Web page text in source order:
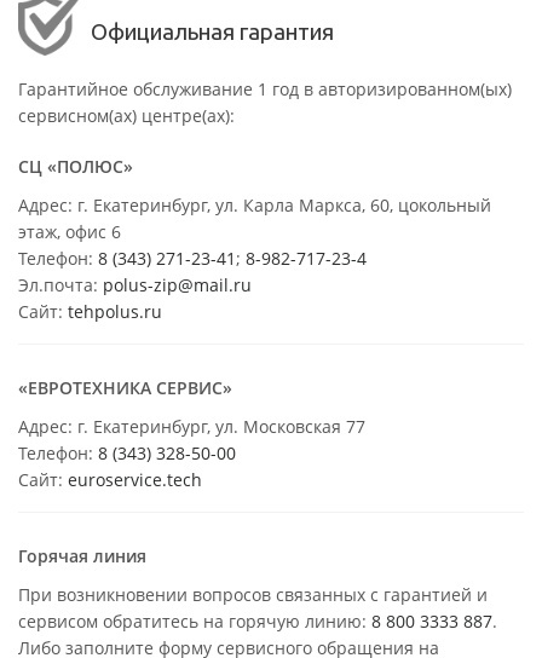
Официальная гарантия
Гарантийное обслуживание 1 год в авторизированном(ых)
сервисном(ах) центре(ах):
СЦ «ПОЛЮС»
Адрес: г. Екатеринбург, ул. Карла Маркса, 60, цокольный
этаж, офис 6
Телефон: 8 (343) 271-23-41; 8-982-717-23-4
Эл.почта: polus-zip@mail.ru
Сайт: tehpolus.ru
«ЕВРОТЕХНИКА СЕРВИС»
Адрес: г. Екатеринбург, ул. Московская 77
Телефон: 8 (343) 328-50-00
Сайт: euroservice.tech
Горячая линия
При возникновении вопросов связанных с гарантией и
сервисом обратитесь на горячую линию: 8 800 3333 887.
Либо заполните форму сервисного обращения на